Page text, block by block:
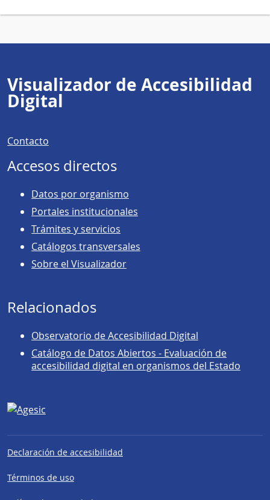
Visualizador de Accesibilidad
Digital
Contacto
Accesos directos
Datos por organismo
Portales institucionales
Trámites y servicios
Catálogos transversales
Sobre el Visualizador
Relacionados
Observatorio de Accesibilidad Digital
Catálogo de Datos Abiertos - Evaluación de
accesibilidad digital en organismos del Estado
Declaración de accesibilidad
Términos de uso